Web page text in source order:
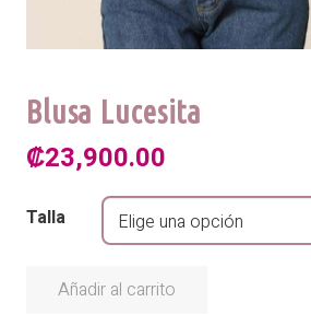
Blusa Lucesita
₡23,900.00
Talla
BlusaAñadir al carrito